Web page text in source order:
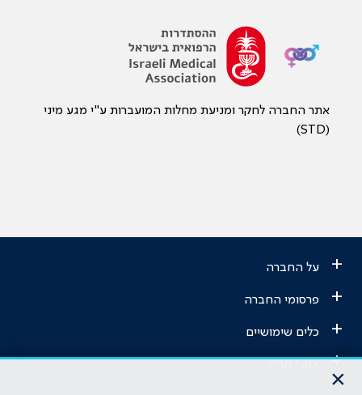
אתר החברה לחקר ומניעת מחלות המועברות ע"י מגע מיני
(STD)
+ על החברה
+ פרסומי החברה
+ כלים שימושיים
+
×